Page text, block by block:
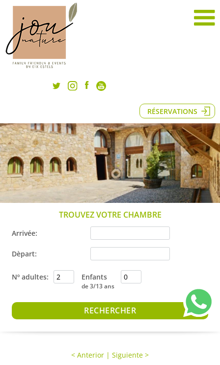
RÉSERVATIONS
TROUVEZ VOTRE CHAMBRE
Arrivée:
Dèpart:
Nº adultes: Enfants
de 3/13 ans
< Anterior | Siguiente >